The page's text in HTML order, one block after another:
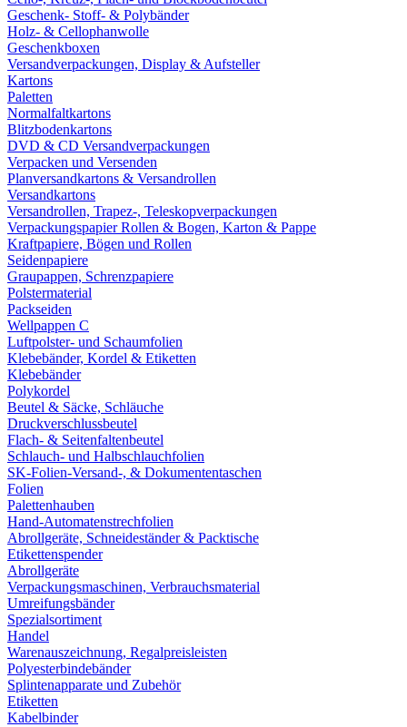
Geschenk- Stoff- & Polybänder
Holz- & Cellophanwolle
Geschenkboxen
Versandverpackungen, Display & Aufsteller
Kartons
Paletten
Normalfaltkartons
Blitzbodenkartons
DVD & CD Versandverpackungen
Verpacken und Versenden
Planversandkartons & Versandrollen
Versandkartons
Versandrollen, Trapez-, Teleskopverpackungen
Verpackungspapier Rollen & Bogen, Karton & Pappe
Kraftpapiere, Bögen und Rollen
Seidenpapiere
Graupappen, Schrenzpapiere
Polstermaterial
Packseiden
Wellpappen C
Luftpolster- und Schaumfolien
Klebebänder, Kordel & Etiketten
Klebebänder
Polykordel
Beutel & Säcke, Schläuche
Druckverschlussbeutel
Flach- & Seitenfaltenbeutel
Schlauch- und Halbschlauchfolien
SK-Folien-Versand-, & Dokumententaschen
Folien
Palettenhauben
Hand-Automatenstrechfolien
Abrollgeräte, Schneideständer & Packtische
Etikettenspender
Abrollgeräte
Verpackungsmaschinen, Verbrauchsmaterial
Umreifungsbänder
Spezialsortiment
Handel
Warenauszeichnung, Regalpreisleisten
Polyesterbindebänder
Splintenapparate und Zubehör
Etiketten
Kabelbinder